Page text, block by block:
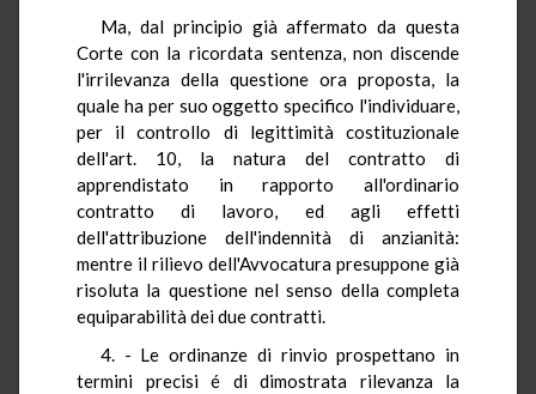
Ma, dal principio già affermato da questa
Corte con la ricordata sentenza, non discende
l'irrilevanza della questione ora proposta, la
quale ha per suo oggetto specifico l'individuare,
per il controllo di legittimità costituzionale
dell'art. 10, la natura del contratto di
apprendistato in rapporto all'ordinario
contratto di lavoro, ed agli effetti
dell'attribuzione dell'indennità di anzianità:
mentre il rilievo dell'Avvocatura presuppone già
risoluta la questione nel senso della completa
equiparabilità dei due contratti.
4. - Le ordinanze di rinvio prospettano in
termini precisi é di dimostrata rilevanza la